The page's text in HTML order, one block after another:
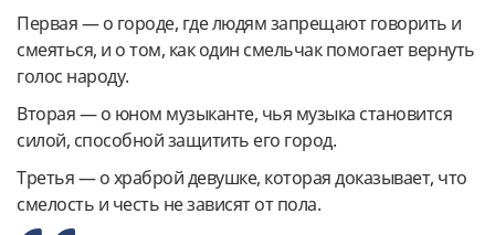
Первая — о городе, где людям запрещают говорить и
смеяться, и о том, как один смельчак помогает вернуть
голос народу.
Вторая — о юном музыканте, чья музыка становится
силой, способной защитить его город.
Третья — о храброй девушке, которая доказывает, что
смелость и честь не зависят от пола.